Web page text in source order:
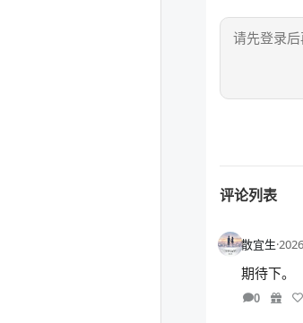
评论列表
散宜生·
期待下。
0